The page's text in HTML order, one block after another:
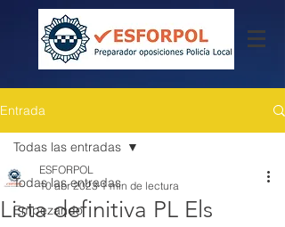
Entrada
Todas las entradas
Empezando
Todas las entradas
Lista definitiva PL Els
ESFORPOL
10 abr 2023 1 min de lectura